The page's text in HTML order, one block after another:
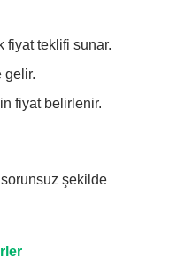
fiyat teklifi sunar.
gelir.
fiyat belirlenir.
sorunsuz şekilde